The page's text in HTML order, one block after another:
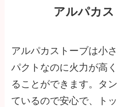
アルパカス
アルパカストーブは小
パクトなのに火力が高
ることができます。タ
ているので安心で、ト